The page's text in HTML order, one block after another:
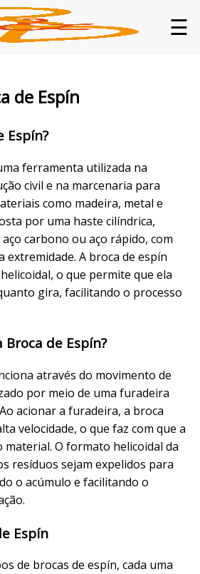
☰
de Espín
Espín?
ferramenta utilizada na
civil e na marcenaria para
como madeira, metal e
por uma haste cilíndrica,
carbono ou aço rápido, com
extremidade. A broca de espín
o que permite que ela
gira, facilitando o processo
de Espín?
através do movimento de
por meio de uma furadeira
acionar a furadeira, a broca
velocidade, o que faz com que a
material. O formato helicoidal da
resíduos sejam expelidos para
o acúmulo e facilitando o
Espín
de brocas de espín, cada uma